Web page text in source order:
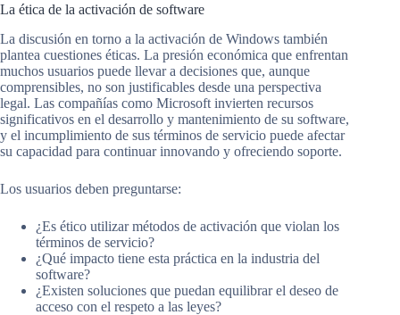
La ética de la activación de software
La discusión en torno a la activación de Windows también
plantea cuestiones éticas. La presión económica que enfrentan
muchos usuarios puede llevar a decisiones que, aunque
comprensibles, no son justificables desde una perspectiva
legal. Las compañías como Microsoft invierten recursos
significativos en el desarrollo y mantenimiento de su software,
y el incumplimiento de sus términos de servicio puede afectar
su capacidad para continuar innovando y ofreciendo soporte.
Los usuarios deben preguntarse:
¿Es ético utilizar métodos de activación que violan los
términos de servicio?
¿Qué impacto tiene esta práctica en la industria del
software?
¿Existen soluciones que puedan equilibrar el deseo de
acceso con el respeto a las leyes?